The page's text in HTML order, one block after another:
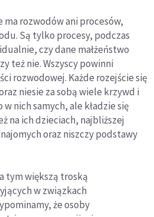
rozwodów ani procesów,
Są tylko procesy, podczas
czy dane małżeństwo
też nie. Wszyscy powinni
rozwodowej. Każde rozejście się
niesie za sobą wiele krzywd i
nich samych, ale kładzie się
na ich dzieciach, najbliższej
oraz niszczy podstawy
tym większą troską
w związkach
że osoby